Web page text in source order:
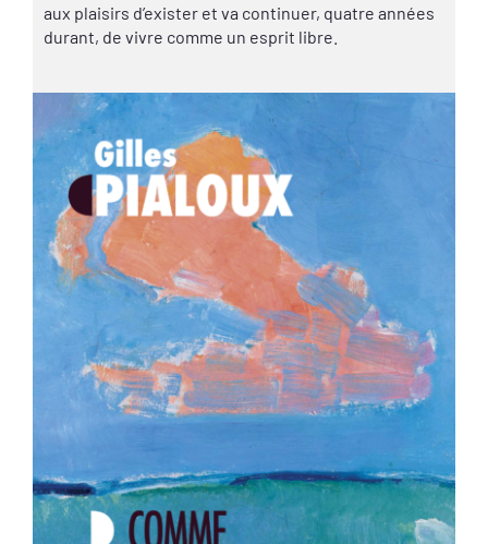
aux plaisirs d’exister et va continuer, quatre années
durant, de vivre comme un esprit libre.